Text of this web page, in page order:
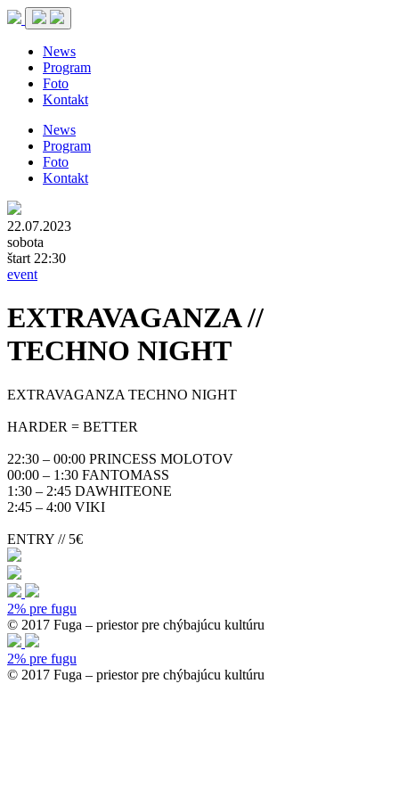
News
Program
Foto
Kontakt
News
Program
Foto
Kontakt
22.07.2023
sobota
štart 22:30
event
EXTRAVAGANZA //
TECHNO NIGHT
EXTRAVAGANZA TECHNO NIGHT
HARDER = BETTER
22:30 – 00:00 PRINCESS MOLOTOV
00:00 – 1:30 FANTOMASS
1:30 – 2:45 DAWHITEONE
2:45 – 4:00 VIKI
ENTRY // 5€
2% pre fugu
© 2017 Fuga – priestor pre chýbajúcu kultúru
2% pre fugu
© 2017 Fuga – priestor pre chýbajúcu kultúru